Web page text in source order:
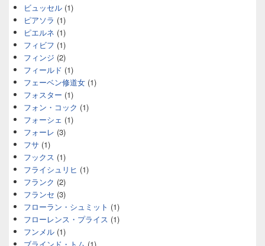
ビュッセル (1)
ピアソラ (1)
ピエルネ (1)
フィビフ (1)
フィンジ (2)
フィールド (1)
フェーベン修道女 (1)
フォスター (1)
フォン・コック (1)
フォーシェ (1)
フォーレ (3)
フサ (1)
フックス (1)
フライシュリヒ (1)
フランク (2)
フランセ (3)
フローラン・シュミット (1)
フローレンス・プライス (1)
フンメル (1)